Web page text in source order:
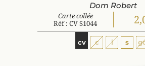
Dom Robert
Carte collée
Réf : CV S1044
cv c i s